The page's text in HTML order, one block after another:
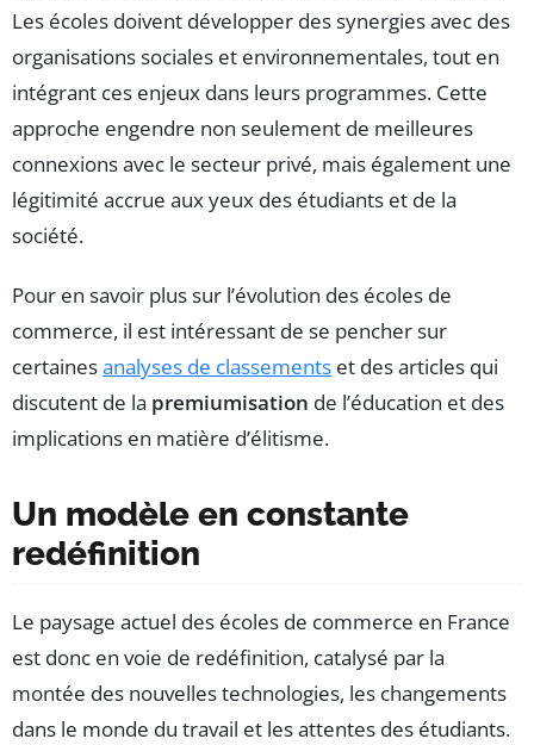
Les écoles doivent développer des synergies avec des
organisations sociales et environnementales, tout en
intégrant ces enjeux dans leurs programmes. Cette
approche engendre non seulement de meilleures
connexions avec le secteur privé, mais également une
légitimité accrue aux yeux des étudiants et de la
société.
Pour en savoir plus sur l’évolution des écoles de
commerce, il est intéressant de se pencher sur
certainesanalyses de classements et des articles qui
discutent de la premiumisation de l’éducation et des
implications en matière d’élitisme.
Un modèle en constante
redéfinition
Le paysage actuel des écoles de commerce en France
est donc en voie de redéfinition, catalysé par la
montée des nouvelles technologies, les changements
dans le monde du travail et les attentes des étudiants.